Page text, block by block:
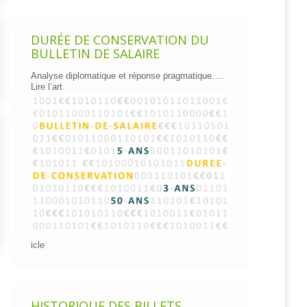
DURÉE DE CONSERVATION DU
BULLETIN DE SALAIRE
Analyse diplomatique et réponse pragmatique….
Lire l’art
icle